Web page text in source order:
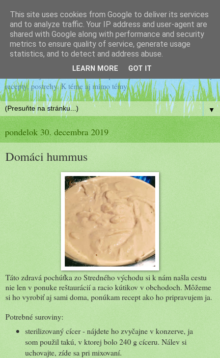
Drobné postrehy záhradkára
amatéra
recepty, postrehy. K téme aj mimo témy.
▼
pondelok 30. decembra 2019
Domáci hummus
Táto zdravá pochúťka zo Stredného východu si k nám našla cestu
nie len v ponuke reštaurácií a racio kútikov v obchodoch. Môžeme
si ho vyrobiť aj sami doma, ponúkam recept ako ho pripravujem ja.
Potrebné suroviny:
sterilizovaný cícer - nájdete ho zvyčajne v konzerve, ja
som použil takú, v ktorej bolo 240 g cíceru. Nálev si
uchovajte, zíde sa pri mixovaní.
This site uses cookies from Google to deliver its services
and to analyze traffic. Your IP address and user-agent are
shared with Google along with performance and security
metrics to ensure quality of service, generate usage
statistics, and to detect and address abuse.
LEARN MORE GOT IT